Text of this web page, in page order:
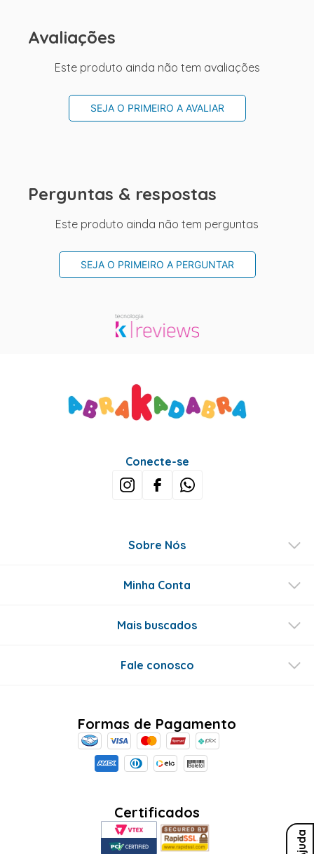
Avaliações
Este produto ainda não tem avaliações
SEJA O PRIMEIRO A AVALIAR
Perguntas & respostas
Este produto ainda não tem perguntas
SEJA O PRIMEIRO A PERGUNTAR
Ajuda
Conecte-se
Sobre Nós
Minha Conta
Mais buscados
Fale conosco
Formas de Pagamento
Certificados